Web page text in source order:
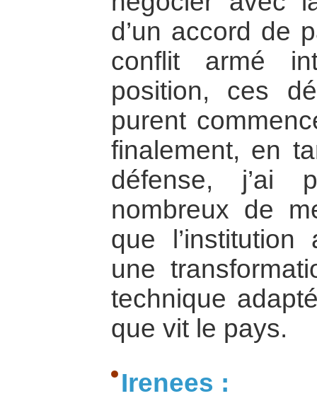
d’un accord de
conflit armé
position, ces
purent
finalement, en
défense, j’ai
nombreux de
que l’institution
une
technique
que vit le pays.
Irenees :